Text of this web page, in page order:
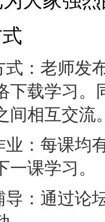
间相互交流
业：每课均
一课学习。
导：通过论
。
程：最后一
并取回相应